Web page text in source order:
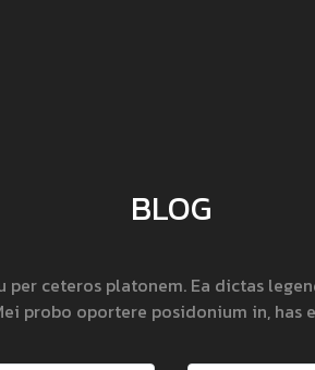
BLOG
ceteros platonem. Ea dictas
probo oportere posidonium in, has